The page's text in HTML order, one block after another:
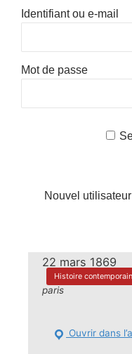
Identifiant ou e-mail
Mot de passe
Nouvel
22 mars 1869
Histoire
paris
Ouvrir dans